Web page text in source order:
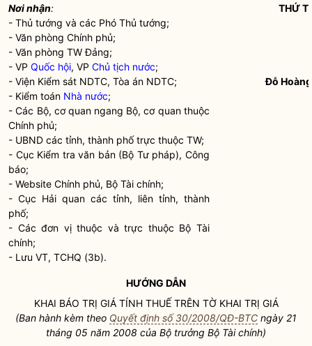
Nơi nhận:
- Thủ tướng và các Phó Thủ tướng;
- Văn phòng Chính phủ;
- Văn phòng TW Đảng;
- VPQuốc hội, VPChủ tịch nước;
- Viện Kiểm sát NDTC, Tòa án NDTC;
- Kiểm toán Nhà nước;
- Các Bộ, cơ quan ngang Bộ, cơ quan thuộc
Chính phủ;
- UBND các tỉnh, thành phố trực thuộc TW;
- Cục Kiểm tra văn bản (Bộ Tư pháp), Công
báo;
- Website Chính phủ, Bộ Tài chính;
- Cục Hải quan các tỉnh, liên tỉnh, thành
phố;
- Các đơn vị thuộc và trực thuộc Bộ Tài
chính;
- Lưu VT, TCHQ (3b).
THỨ
Đỗ
HƯỚNG DẪN
KHAI BÁO TRỊ GIÁ TÍNH THUẾ TRÊN TỜ KHAI TRỊ GIÁ
(Ban hành kèm theo Quyết định số 30/2008/QĐ-BTC ngày 21
tháng 05 năm 2008 của Bộ trưởng Bộ Tài chính)